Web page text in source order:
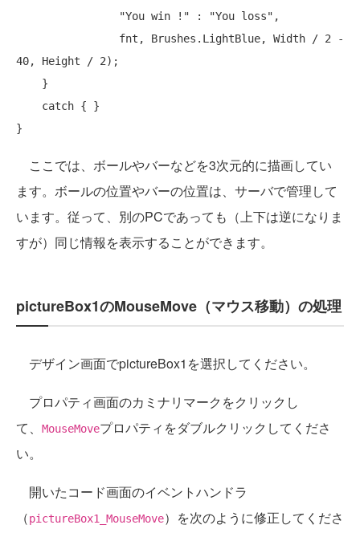
"You win !" : "You loss" ,
40, Height / 2);
catch { }
ここでは、ボールやバーなどを3次元的に描画してい
ます。ボールの位置やバーの位置は、サーバで管理して
います。従って、別のPCであっても（上下は逆になりま
すが）同じ情報を表示することができます。
pictureBox1のMouseMove（マウス移動）の処理
デザイン画面でpictureBox1を選択してください。
プロパティ画面のカミナリマークをクリックし
て、
MouseMoveプロパティをダブルクリックしてくださ
い。
開いたコード画面のイベントハンドラ
（pictureBox1_MouseMove）を次のように修正してくださ